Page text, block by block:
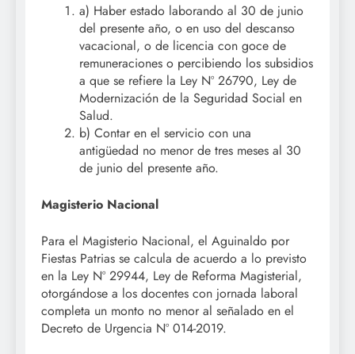
a) Haber estado laborando al 30 de junio
del presente año, o en uso del descanso
vacacional, o de licencia con goce de
remuneraciones o percibiendo los subsidios
a que se refiere la Ley Nº 26790, Ley de
Modernización de la Seguridad Social en
Salud.
b) Contar en el servicio con una
antigüedad no menor de tres meses al 30
de junio del presente año.
Magisterio Nacional
Para el Magisterio Nacional, el Aguinaldo por
Fiestas Patrias se calcula de acuerdo a lo previsto
en la Ley Nº 29944, Ley de Reforma Magisterial,
otorgándose a los docentes con jornada laboral
completa un monto no menor al señalado en el
Decreto de Urgencia Nº 014-2019.